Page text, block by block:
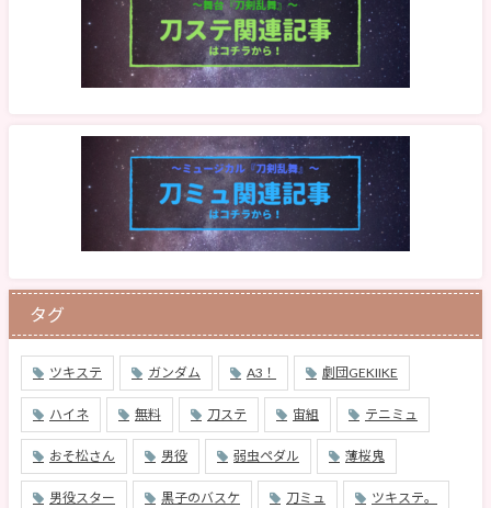
タグ
ツキステ ガンダム A3！ 劇団GEKIIKE
ハイネ 無料 刀ステ 宙組 テニミュ
おそ松さん 男役 弱虫ペダル 薄桜鬼
男役スター 黒子のバスケ 刀ミュ ツキステ。